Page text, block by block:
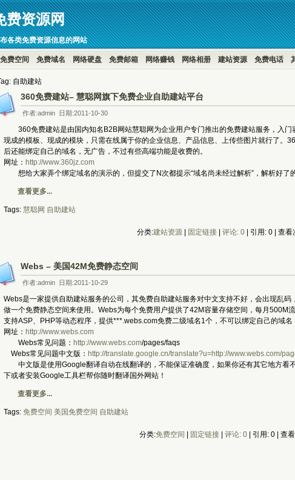
费资源网
各类免费资源信息的网站
免费空间 免费域名 网络硬盘 免费邮箱 网络赚钱 网络相册 建站资源 免费电话
自助建站
360免费建站– 慧聪网旗下免费企业自助建站平台
作者:admin 日期:2011-10-30
360免费建站是由国内知名B2B网站慧聪网为企业用户专门推出的免费建站服务，入门
现成的模板、现成的模块，只需在线属于你的企业信息、产品信息、上传些图片就行了。
后还能绑定自己的域名，无广告，不过有些高端功能是收费的。
网址： http://www.360jz.com
想给大家弄个绑定域名的演示的，但提交了N次都提示“域名尚未经过解析”，解析好了
查看更多...
Tags: 慧聪网 自助建站
分类:建站资源 固定链接 评论: 0 | 引用: 0 | 查
Webs – 美国42M免费静态空间
作者:admin 日期:2011-10-29
Webs是一家提供自助建站服务的公司，其免费自助建站服务对中文支持不好，会出现乱
做一个免费静态空间来使用。Webs为每个免费用户提供了42M容量存储空间，每月500M
支持ASP、PHP等动态程序，提供***.webs.com免费二级域名1个，不可以绑定自己的域名
网址： http://www.webs.com
Webs常见问题： http://www.webs.com/pages/faqs
Webs常见问题中文版： http://translate.google.cn/translate?u=http://www.webs.com/
中文版是使用Google翻译自动在线翻译的，不能保证准确度，如果你还有其它地方看
下或者安装Google工具栏帮你随时翻译国外网站！
查看更多...
Tags: 免费空间 美国免费空间 自助建站
分类:免费空间 固定链接| 评论: 0| 引用: 0 | 查